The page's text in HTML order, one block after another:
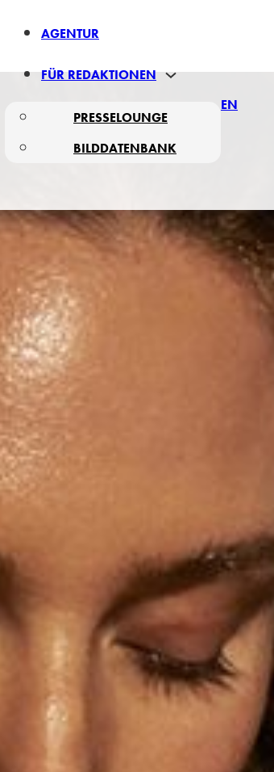
AGENTUR
FÜR REDAKTIONEN
PRESSELOUNGE
BILDDATENBANK
EN